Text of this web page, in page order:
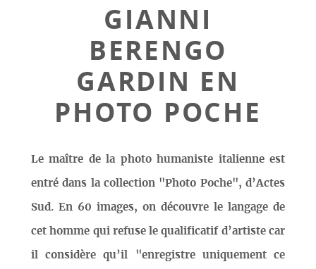
GIANNI
BERENGO
GARDIN EN
PHOTO POCHE
Le maître de la photo humaniste italienne est
entré dans la collection "Photo Poche", d’Actes
Sud. En 60 images, on découvre le langage de
cet homme qui refuse le qualificatif d’artiste car
il considère qu’il "enregistre uniquement ce